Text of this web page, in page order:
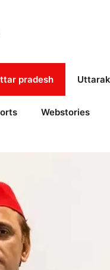
pradesh
Webstories